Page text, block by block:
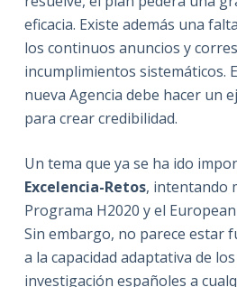
eficacia. Existe además una
los continuos anuncios y
incumplimientos sistemáticos.
nueva Agencia debe hacer un
para crear credibilidad.
Un tema que ya se ha ido
Excelencia-Retos, intentando
Programa H2020 y el
Sin embargo, no parece estar
a la capacidad adaptativa de
investigación españoles a